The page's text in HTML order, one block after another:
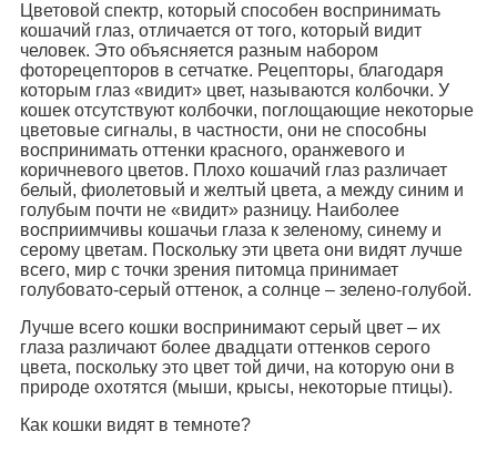
Цветовой спектр, который способен воспринимать
кошачий глаз, отличается от того, который видит
человек. Это объясняется разным набором
фоторецепторов в сетчатке. Рецепторы, благодаря
которым глаз «видит» цвет, называются колбочки. У
кошек отсутствуют колбочки, поглощающие некоторые
цветовые сигналы, в частности, они не способны
воспринимать оттенки красного, оранжевого и
коричневого цветов. Плохо кошачий глаз различает
белый, фиолетовый и желтый цвета, а между синим и
голубым почти не «видит» разницу. Наиболее
восприимчивы кошачьи глаза к зеленому, синему и
серому цветам. Поскольку эти цвета они видят лучше
всего, мир с точки зрения питомца принимает
голубовато-серый оттенок, а солнце – зелено-голубой.
Лучше всего кошки воспринимают серый цвет – их
глаза различают более двадцати оттенков серого
цвета, поскольку это цвет той дичи, на которую они в
природе охотятся (мыши, крысы, некоторые птицы).
Как кошки видят в темноте?